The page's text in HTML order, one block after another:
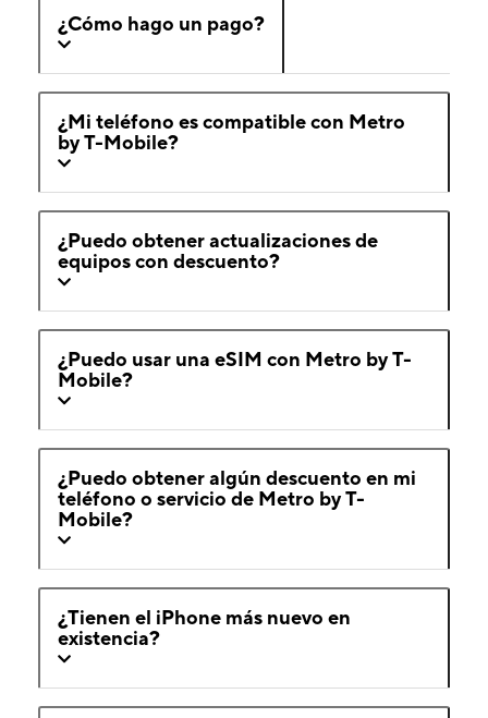
¿Cómo hago un pago?
¿Mi teléfono es compatible con Metro
by T-Mobile?
¿Puedo obtener actualizaciones de
equipos con descuento?
¿Puedo usar una eSIM con Metro by T-
Mobile?
¿Puedo obtener algún descuento en mi
teléfono o servicio de Metro by T-
Mobile?
¿Tienen el iPhone más nuevo en
existencia?